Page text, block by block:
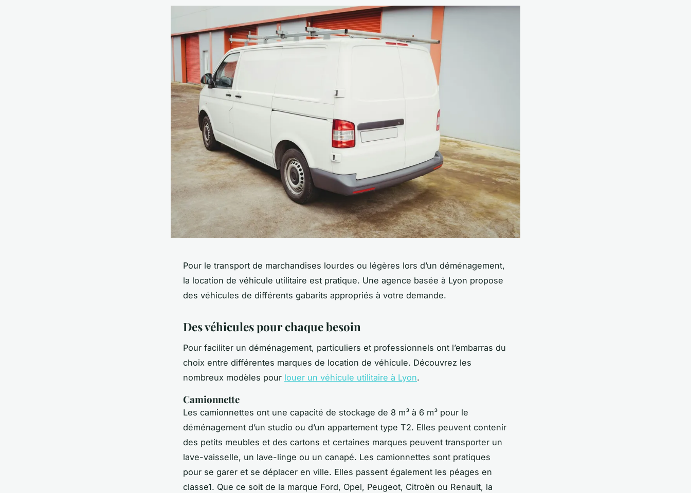
Pour le transport de marchandises lourdes ou légères lors d’un déménagement,
la location de véhicule utilitaire est pratique. Une agence basée à Lyon propose
des véhicules de différents gabarits appropriés à votre demande.
Des véhicules pour chaque besoin
Pour faciliter un déménagement, particuliers et professionnels ont l’embarras du
choix entre différentes marques de location de véhicule. Découvrez les
nombreux modèles pour louer un véhicule utilitaire à Lyon.
Camionnette
Les camionnettes ont une capacité de stockage de 8 m³ à 6 m³ pour le
déménagement d’un studio ou d’un appartement type T2. Elles peuvent contenir
des petits meubles et des cartons et certaines marques peuvent transporter un
lave-vaisselle, un lave-linge ou un canapé. Les camionnettes sont pratiques
pour se garer et se déplacer en ville. Elles passent également les péages en
classe1. Que ce soit de la marque Ford, Opel, Peugeot, Citroën ou Renault, la